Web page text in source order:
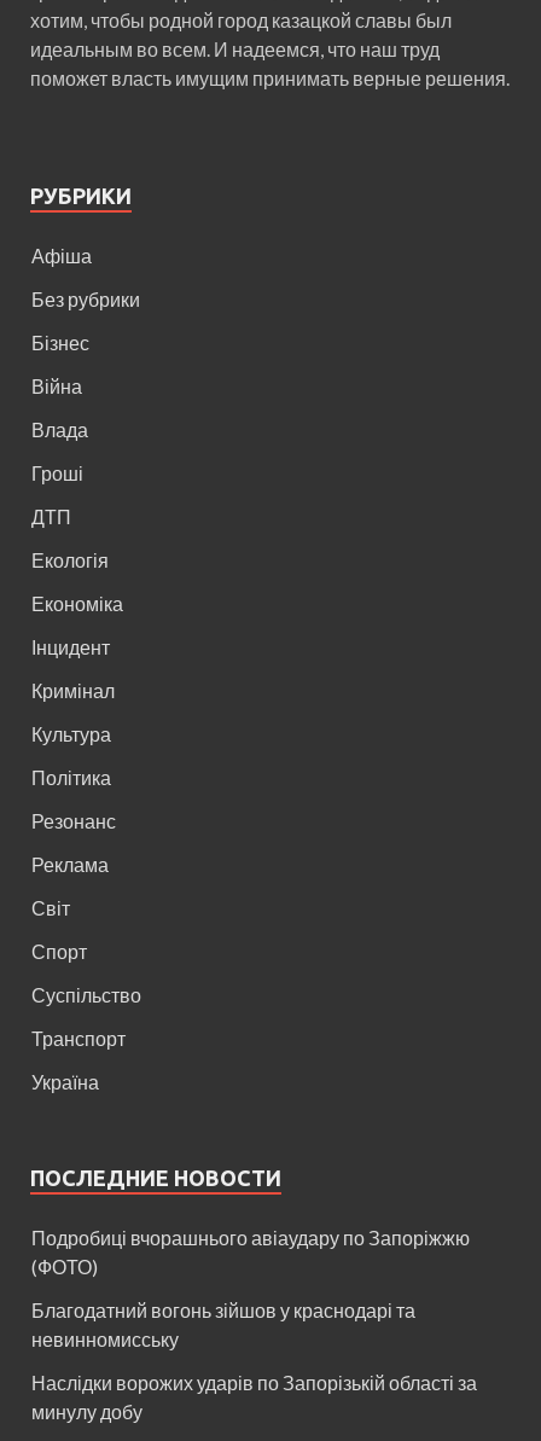
хотим, чтобы родной город казацкой славы был
идеальным во всем. И надеемся, что наш труд
поможет власть имущим принимать верные решения.
РУБРИКИ
Афіша
Без рубрики
Бізнес
Війна
Влада
Гроші
ДТП
Екологія
Економіка
Інцидент
Кримінал
Культура
Політика
Резонанс
Реклама
Світ
Спорт
Суспільство
Транспорт
Україна
ПОСЛЕДНИЕ НОВОСТИ
Подробиці вчорашнього авіаудару по Запоріжжю
(ФОТО)
Благодатний вогонь зійшов у краснодарі та
невинномисську
Наслідки ворожих ударів по Запорізькій області за
минулу добу